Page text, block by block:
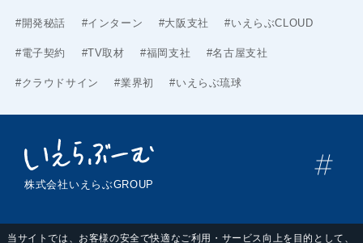
#開発秘話 #インターン #大阪支社 #いえらぶCLOUD
#電子契約 #TV取材 #福岡支社 #名古屋支社
#クラウドサイン #業界初 #いえらぶ琉球
株式会社いえらぶGROUP
当サイトでは、お客様の安全で快適なご利用・サービス向上を目的として、